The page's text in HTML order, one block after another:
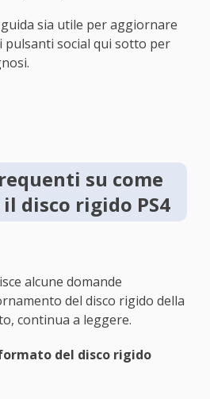
sia utile per aggiornare
pulsanti social qui sotto per
su come
disco rigido PS4
alcune domande
del disco rigido della
continua a leggere.
del disco rigido